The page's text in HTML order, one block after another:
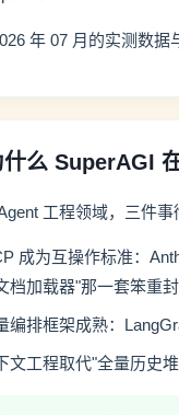
年 07 月的实测数
什么 SuperAGI
工程领域，三件
成为互操作标准：
档加载器"那一套笨重
编排框架成熟：
文工程取代"全量历史